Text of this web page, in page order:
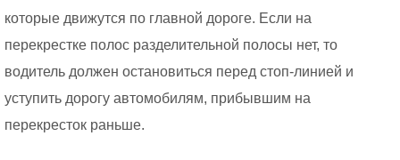
которые движутся по главной дороге. Если на
перекрестке полос разделительной полосы нет, то
водитель должен остановиться перед стоп-линией и
уступить дорогу автомобилям, прибывшим на
перекресток раньше.